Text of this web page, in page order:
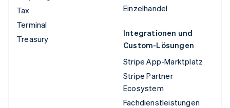
Tax
Terminal
Treasury
Einzelhandel
Integrationen und
Custom-Lösungen
Stripe App-Marktplatz
Stripe Partner
Ecosystem
Fachdienstleistungen